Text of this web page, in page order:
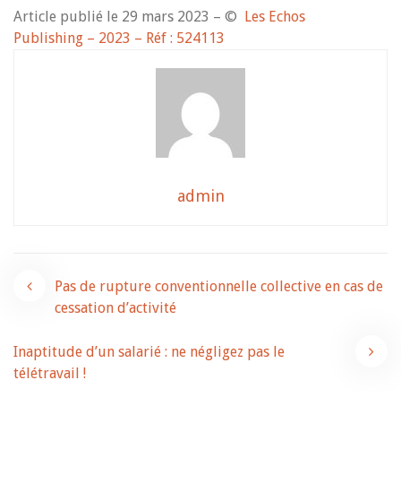
Article publié le 29 mars 2023 – © Les Echos
Publishing – 2023 – Réf : 524113
admin
Navigation
de
l’article
Pas de rupture conventionnelle collective en cas de
cessation d’activité
Inaptitude d’un salarié : ne négligez pas le
télétravail !